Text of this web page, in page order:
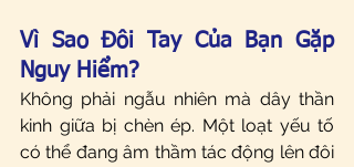
Vì Sao Đôi Tay Của Bạn Gặp
Nguy Hiểm?
Không phải ngẫu nhiên mà dây thần
kinh giữa bị chèn ép. Một loạt yếu tố
có thể đang âm thầm tác động lên đôi